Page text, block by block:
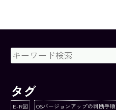
タグ
E-R図 OSバージョンアップの判断手順